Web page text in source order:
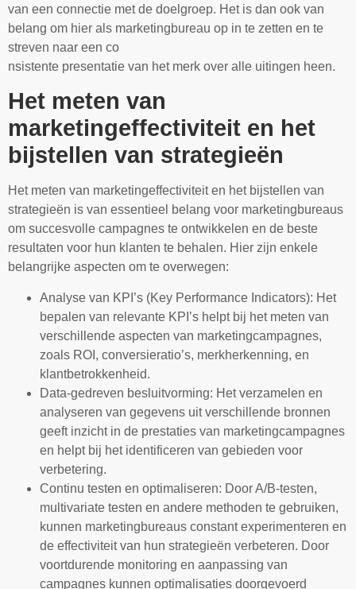
van een connectie met de doelgroep. Het is dan ook van
belang om hier als marketingbureau op in te zetten en te
streven naar een co
nsistente presentatie van het merk over alle uitingen heen.
Het meten van
marketingeffectiviteit en het
bijstellen van strategieën
Het meten van marketingeffectiviteit en het bijstellen van
strategieën is van essentieel belang voor marketingbureaus
om succesvolle campagnes te ontwikkelen en de beste
resultaten voor hun klanten te behalen. Hier zijn enkele
belangrijke aspecten om te overwegen:
Analyse van KPI’s (Key Performance Indicators): Het
bepalen van relevante KPI’s helpt bij het meten van
verschillende aspecten van marketingcampagnes,
zoals ROI, conversieratio’s, merkherkenning, en
klantbetrokkenheid.
Data-gedreven besluitvorming: Het verzamelen en
analyseren van gegevens uit verschillende bronnen
geeft inzicht in de prestaties van marketingcampagnes
en helpt bij het identificeren van gebieden voor
verbetering.
Continu testen en optimaliseren: Door A/B-testen,
multivariate testen en andere methoden te gebruiken,
kunnen marketingbureaus constant experimenteren en
de effectiviteit van hun strategieën verbeteren. Door
voortdurende monitoring en aanpassing van
campagnes kunnen optimalisaties doorgevoerd